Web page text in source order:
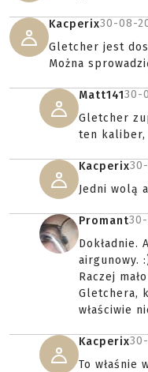
Kacperix30-08-
Gletcher jest
Można
Matt14130-
Gletcher
ten kaliber,
Kacperix
Jedni wolą
Promant
airgunowy.
Raczej
Gletchera,
właściwie
Kacperix
To właśnie